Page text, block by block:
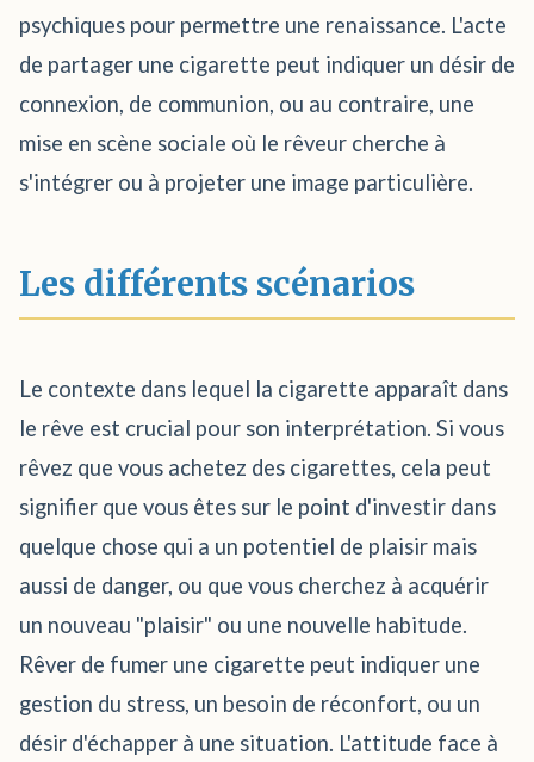
psychiques pour permettre une renaissance. L'acte
de partager une cigarette peut indiquer un désir de
connexion, de communion, ou au contraire, une
mise en scène sociale où le rêveur cherche à
s'intégrer ou à projeter une image particulière.
Les différents scénarios
Le contexte dans lequel la cigarette apparaît dans
le rêve est crucial pour son interprétation. Si vous
rêvez que vous achetez des cigarettes, cela peut
signifier que vous êtes sur le point d'investir dans
quelque chose qui a un potentiel de plaisir mais
aussi de danger, ou que vous cherchez à acquérir
un nouveau "plaisir" ou une nouvelle habitude.
Rêver de fumer une cigarette peut indiquer une
gestion du stress, un besoin de réconfort, ou un
désir d'échapper à une situation. L'attitude face à